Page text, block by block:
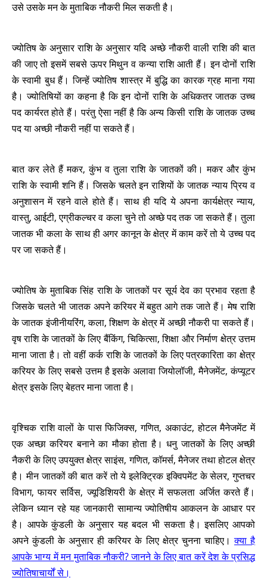
उसे उसके मन के मुताबिक नौकरी मिल सकती है।
ज्योतिष के अनुसार राशि के अनुसार यदि अच्छे नौकरी वाली राशि की बात
की जाए तो इसमें सबसे ऊपर मिथुन व कन्या राशि आती हैं। इन दोनों राशि
के स्वामी बुध हैं। जिन्हें ज्योतिष शास्त्र में बुद्धि का कारक ग्रह माना गया
है। ज्योतिषियों का कहना है कि इन दोनों राशि के अधिकतर जातक उच्च
पद कार्यरत होते हैं। परंतु ऐसा नहीं है कि अन्य किसी राशि के जातक उच्च
पद या अच्छी नौकरी नहीं पा सकते हैं।
बात कर लेते हैं मकर, कुंभ व तुला राशि के जातकों की। मकर और कुंभ
राशि के स्वामी शनि हैं। जिसके चलते इन राशियों के जातक न्याय प्रिय व
अनुशासन में रहने वाले होते हैं। साथ ही यदि ये अपना कार्यक्षेत्र न्याय,
वास्तु, आईटी, एग्रीकल्चर व कला चुने तो अच्छे पद तक जा सकते हैं। तुला
जातक भी कला के साथ ही अगर कानून के क्षेत्र में काम करें तो ये उच्च पद
पर जा सकते हैं।
ज्योतिष के मुताबिक सिंह राशि के जातकों पर सूर्य देव का प्रभाव रहता है
जिसके चलते भी जातक अपने करियर में बहुत आगे तक जाते हैं। मेष राशि
के जातक इंजीनीयरिंग, कला, शिक्षण के क्षेत्र में अच्छी नौकरी पा सकते हैं।
वृष राशि के जातकों के लिए बैंकिंग, चिकित्सा, शिक्षा और निर्माण क्षेत्र उत्तम
माना जाता है। तो वहीं कर्क राशि के जातकों के लिए पत्रकारिता का क्षेत्र
करियर के लिए सबसे उत्तम है इसके अलावा जियोलॉजी, मैनेजमेंट, कंप्यूटर
क्षेत्र इसके लिए बेहतर माना जाता है।
वृश्चिक राशि वालों के पास फिजिक्स, गणित, अकाउंट, होटल मैनेजमेंट में
एक अच्छा करियर बनाने का मौका होता है। धनु जातकों के लिए अच्छी
नैकरी के लिए उपयु्क्त क्षेत्र साइंस, गणित, कॉमर्स, मैनेजर तथा होटल क्षेत्र
है। मीन जातकों की बात करें तो ये इलेक्ट्रिक इक्विपमेंट के सेलर, गुप्तचर
विभाग, फायर सर्विस, ज्यूडिशियरी के क्षेत्र में सफलता अर्जित करते हैं।
लेकिन ध्यान रहे यह जानकारी सामान्य ज्योतिषीय आकलन के आधार पर
है। आपके कुंडली के अनुसार यह बदल भी सकता है। इसलिए आपको
अपने कुंडली के अनुसार ही करियर के लिए क्षेत्र चुनना चाहिए।क्या है
आपके भाग्य में मन मुताबिक नौकरी? जानने के लिए बात करें देश के प्रसिद्ध
ज्योतिषाचार्यों से।